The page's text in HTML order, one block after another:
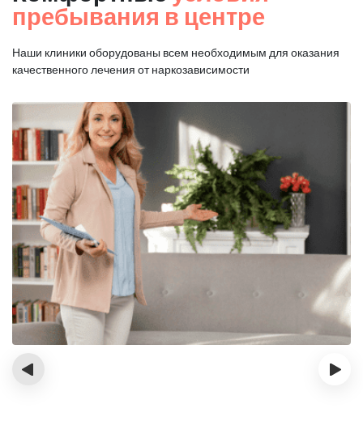
пребывания в центре
Наши клиники оборудованы всем необходимым для оказания
качественного лечения от наркозависимости
‹ ›